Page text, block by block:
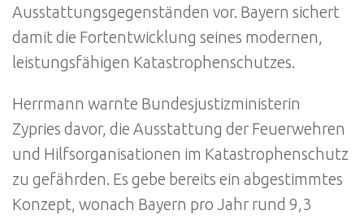
Ausstattungsgegenständen vor. Bayern sichert
damit die Fortentwicklung seines modernen,
leistungsfähigen Katastrophenschutzes.
Herrmann warnte Bundesjustizministerin
Zypries davor, die Ausstattung der Feuerwehren
und Hilfsorganisationen im Katastrophenschutz
zu gefährden. Es gebe bereits ein abgestimmtes
Konzept, wonach Bayern pro Jahr rund 9,3